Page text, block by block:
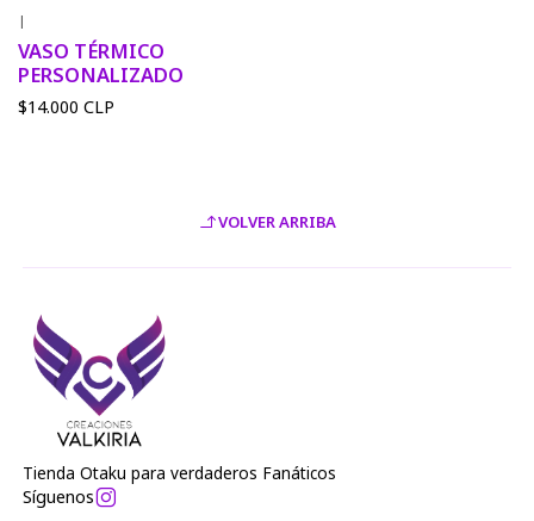
|
VASO TÉRMICO
PERSONALIZADO
$14.000 CLP
VOLVER ARRIBA
Tienda Otaku para verdaderos Fanáticos
Síguenos